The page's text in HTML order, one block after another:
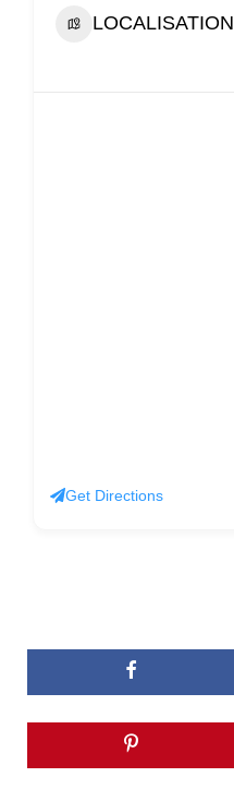
LOCALISATION
Get Directions